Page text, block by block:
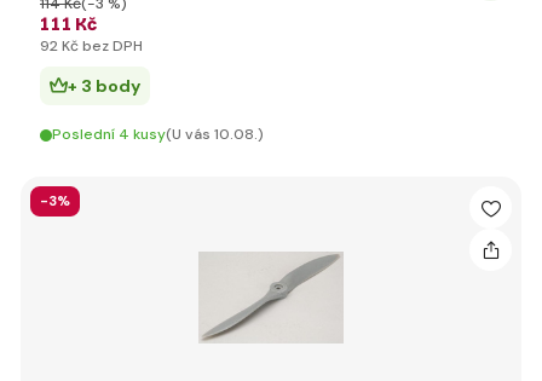
111 Kč
92 Kč bez DPH
+ 3 body
Poslední 4 kusy(U vás 10.08.)
-3%